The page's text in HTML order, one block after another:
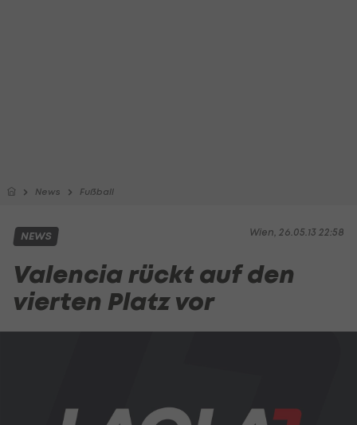
News Fußball
Wien, 26.05.13 22:58
NEWS
Valencia rückt auf den
vierten Platz vor